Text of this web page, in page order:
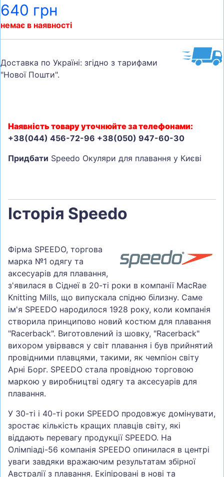
640 грн
немає в наявності
Доставка по Україні: згідно з тарифами
"Нової Пошти".
Наявність товару уточнюйте за телефонами:
+38(044) 456-72-96 +38(050) 947-60-30
Придбати Speedo Окуляри для плавання у Києві
Історія Speedo
Фірма SPEEDO, торгова
марка №1 одягу та
аксесуарів для плавання,
з'явилася в Сіднеї в 20-ті роки в компанії MacRae
Knitting Mills, що випускала спідню білизну. Саме
ім'я SPEEDO народилося 1928 року, коли компанія
створила принципово новий костюм для плавання
"Racerback". Виготовлений із шовку, "Racerback"
вихором увірвався у світ плавання і був прийнятий
провідними плавцями, такими, як чемпіон світу
Арні Борг. SPEEDO стала провідною торговою
маркою у виробництві одягу та аксесуарів для
плавання.
У 30-ті і 40-ті роки SPEEDO продовжує домінувати,
зростає кількість кращих плавців світу, які
віддають перевагу продукції SPEEDO. На
Олімпіаді-56 компанія SPEEDO опинилася в центрі
уваги завдяки вражаючим результатам збірної
Австралії з плавання. Екіпіровані в нові та